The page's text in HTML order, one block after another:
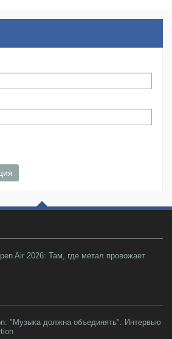
Air 2026: Там, где метал провожает
"Музыка должна объединять". Интервью